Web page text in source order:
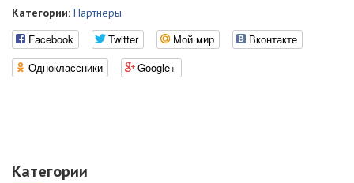
Категории: Партнеры
Facebook Twitter Мой мир
Вконтакте
Одноклассники
Google+
Категории